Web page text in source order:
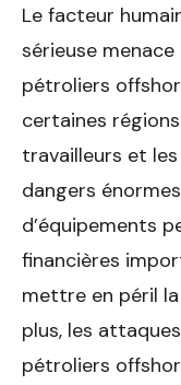
Le facteur
sérieuse
pétroliers
certaines
travailleurs et
dangers
d’équipements
financières
mettre en péril
plus, les
pétroliers